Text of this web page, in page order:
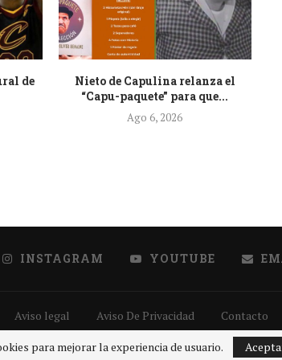
de
Nieto de Capulina relanza el
“Capu-paquete” para que...
Ago 6, 2026
INSTAGRAM YOUTUBE
Aviso legal Aviso De Privacidad Contacto
- Todos los derechos reservados. GRUPO SDP
para mejorar la experiencia de usuario.